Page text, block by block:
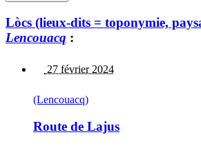
Lòcs (lieux-dits = toponymie,
Lencouacq :
27 février 2024
(Lencouacq)
Route de Lajus